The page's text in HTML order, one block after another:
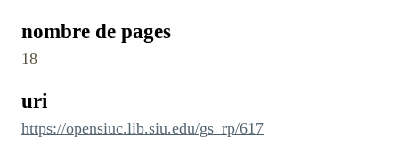
nombre de pages
18
uri
https://opensiuc.lib.siu.edu/gs_rp/617